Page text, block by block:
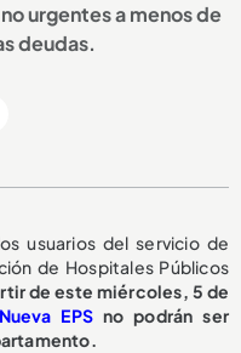
urgentes a menos de
deudas.
usuarios del servicio de
de Hospitales Públicos
de este miércoles, 5 de
Nueva EPS no podrán ser